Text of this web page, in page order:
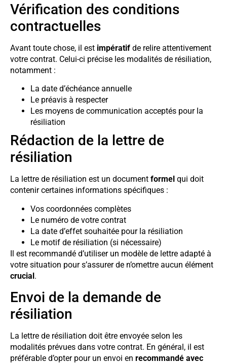
Vérification des conditions
contractuelles
Avant toute chose, il est impératif de relire attentivement
votre contrat. Celui-ci précise les modalités de résiliation,
notamment :
La date d’échéance annuelle
Le préavis à respecter
Les moyens de communication acceptés pour la
résiliation
Rédaction de la lettre de
résiliation
La lettre de résiliation est un document formel qui doit
contenir certaines informations spécifiques :
Vos coordonnées complètes
Le numéro de votre contrat
La date d’effet souhaitée pour la résiliation
Le motif de résiliation (si nécessaire)
Il est recommandé d’utiliser un modèle de lettre adapté à
votre situation pour s’assurer de n’omettre aucun élément
crucial.
Envoi de la demande de
résiliation
La lettre de résiliation doit être envoyée selon les
modalités prévues dans votre contrat. En général, il est
préférable d’opter pour un envoi en recommandé avec